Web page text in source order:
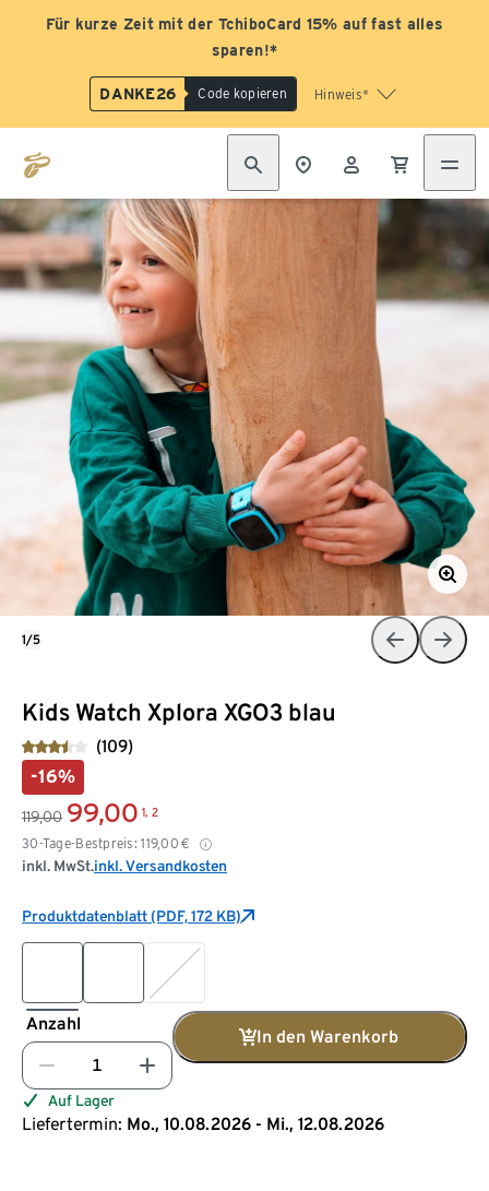
Für kurze Zeit mit der TchiboCard 15% auf fast alles
sparen!*
DANKE26 Code kopieren Hinweis*
Kids Watch Xplora XGO3 blau
(109)
-16%
119,00 99,00 1, 2
30-Tage-Bestpreis: 119,00 €
inkl. MwSt.inkl. Versandkosten
Produktdatenblatt (PDF, 172 KB)
Anzahl
In den Warenkorb
Auf Lager
Liefertermin: Mo., 10.08.2026 - Mi., 12.08.2026
1/5